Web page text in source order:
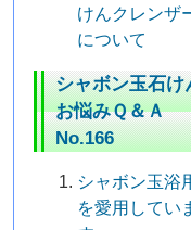
けんクレンザ
について
シャボン玉石け
お悩みＱ＆Ａ
No.166
シャボン玉浴
を愛用してい